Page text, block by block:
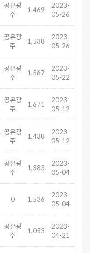
공유광
주
1,469
2023-
05-26
공유광
주
1,538
2023-
05-26
공유광
주
1,567
2023-
05-22
공유광
주
1,671
2023-
05-12
공유광
주
1,438
2023-
05-12
공유광
주
1,383
2023-
05-04
0 1,536
2023-
05-04
공유광
주
1,053
2023-
04-21